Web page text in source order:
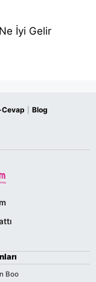
İyi Gelir
Blog
Boo